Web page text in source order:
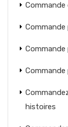
Commande
histoires